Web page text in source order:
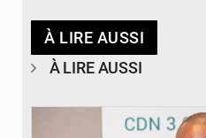
À LIRE AUSSI
À LIRE AUSSI